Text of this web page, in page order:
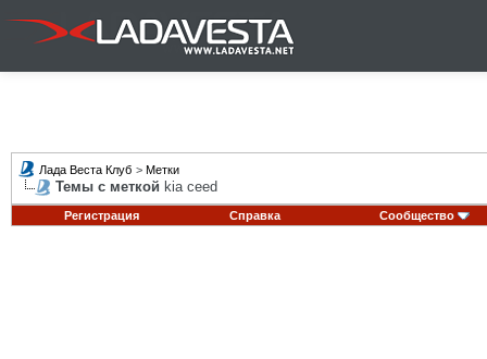
Лада Веста Клуб > Метки
Темы с меткой kia ceed
Регистрация Справка Сообщество